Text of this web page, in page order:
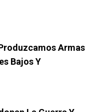
Armas
Bajos Y